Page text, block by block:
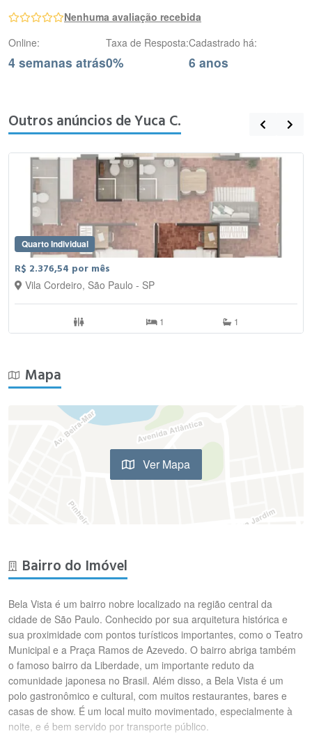
Nenhuma avaliação recebida
Online:
4 semanas atrás
Taxa de Resposta:
0%
Cadastrado há:
6 anos
Outros anúncios de Yuca C.
Quarto Individual
R$ 2.376,54 por mês
Vila Cordeiro, São Paulo - SP
1 1
Mapa
Ver Mapa
Bairro do Imóvel
Bela Vista é um bairro nobre localizado na região central da
cidade de São Paulo. Conhecido por sua arquitetura histórica e
sua proximidade com pontos turísticos importantes, como o Teatro
Municipal e a Praça Ramos de Azevedo. O bairro abriga também
o famoso bairro da Liberdade, um importante reduto da
comunidade japonesa no Brasil. Além disso, a Bela Vista é um
polo gastronômico e cultural, com muitos restaurantes, bares e
casas de show. É um local muito movimentado, especialmente à
noite, e é bem servido por transporte público.